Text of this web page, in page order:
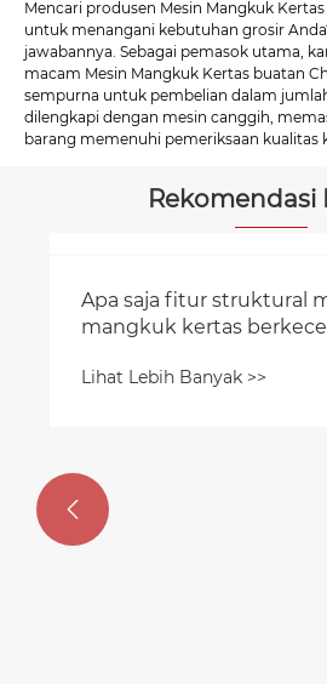
Mencari produsen Mesin Mangkuk
untuk menangani kebutuhan grosir
jawabannya. Sebagai pemasok utama,
macam Mesin Mangkuk Kertas buatan
sempurna untuk pembelian dalam
dilengkapi dengan mesin canggih,
barang memenuhi pemeriksaan kualitas
Rekomendasi